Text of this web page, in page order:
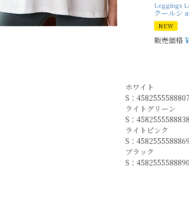
Leggings
クールシ
NEW
販売価格 ¥
ホワイト
S：
ライトグリーン
S：
ライトピンク
S：
ブラック
S：